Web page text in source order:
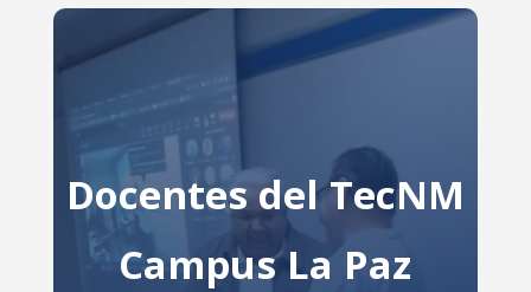
Docentes del TecNM
Campus La Paz